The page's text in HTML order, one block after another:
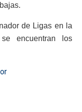
de Ligas en la
encuentran los